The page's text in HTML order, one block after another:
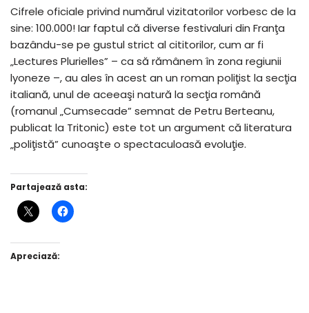
Cifrele oficiale privind numărul vizitatorilor vorbesc de la
sine: 100.000! Iar faptul că diverse festivaluri din Franţa
bazându-se pe gustul strict al cititorilor, cum ar fi
„Lectures Plurielles” – ca să rămânem în zona regiunii
lyoneze –, au ales în acest an un roman poliţist la secţia
italiană, unul de aceeaşi natură la secţia română
(romanul „Cumsecade” semnat de Petru Berteanu,
publicat la Tritonic) este tot un argument că literatura
„poliţistă” cunoaşte o spectaculoasă evoluţie.
Partajează asta:
Apreciază: